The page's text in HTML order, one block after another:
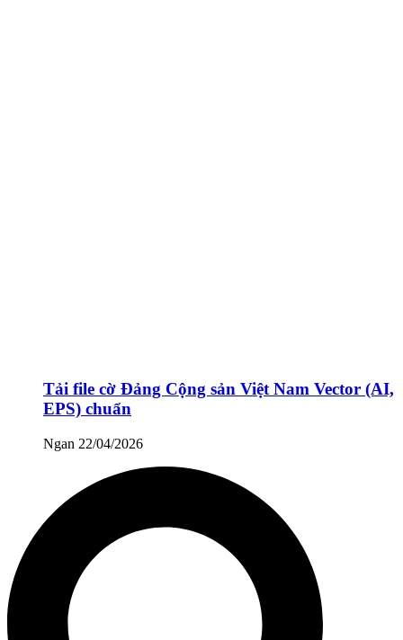
Tải file cờ Đảng Cộng sản Việt Nam Vector (AI,
EPS) chuẩn
Ngan 22/04/2026